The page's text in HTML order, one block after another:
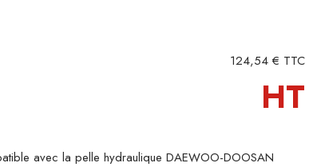
124,54 € TTC
HT
avec la pelle hydraulique DAEWOO-DOOSAN